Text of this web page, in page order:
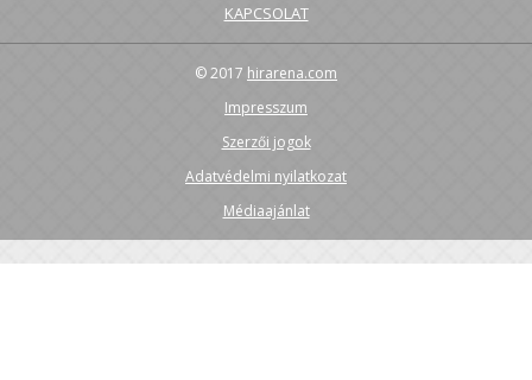
KAPCSOLAT
© 2017 hirarena.com
Impresszum
Szerzői jogok
Adatvédelmi nyilatkozat
Médiaajánlat